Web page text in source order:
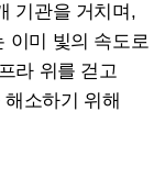
기관을 거치며,
이미 빛의 속도로
라 위를 걷고
소하기 위해